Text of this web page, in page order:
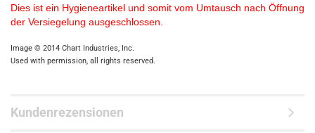
Dies ist ein Hygieneartikel und somit vom Umtausch nach Öffnung
der Versiegelung ausgeschlossen.
Image © 2014 Chart Industries, Inc.
Used with permission, all rights reserved.
Kundenrezensionen